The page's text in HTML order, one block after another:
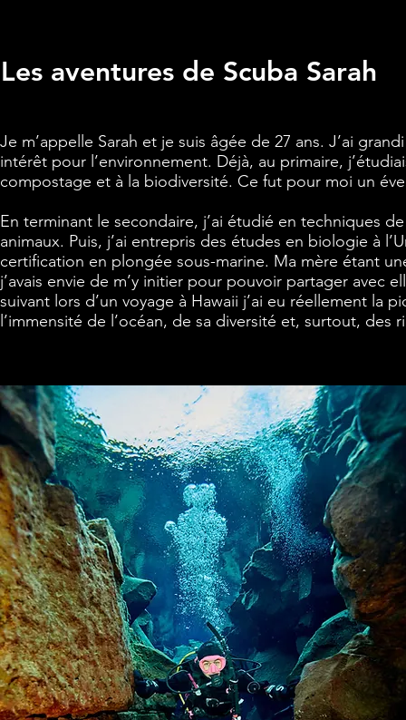
Les aventures de Scuba Sarah
Je m’appelle Sarah et je suis âgée de 27 ans. J’ai
intérêt pour l’environnement. Déjà, au primaire,
compostage et à la biodiversité. Ce fut pour moi un
En terminant le secondaire, j’ai étudié en techniques
animaux. Puis, j’ai entrepris des études en biologie à
certification en plongée sous-marine. Ma mère étant
j’avais envie de m’y initier pour pouvoir partager avec
suivant lors d’un voyage à Hawaii j’ai eu réellement la
l’immensité de l’océan, de sa diversité et, surtout, des